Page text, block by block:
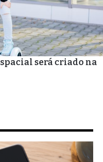
será criado na